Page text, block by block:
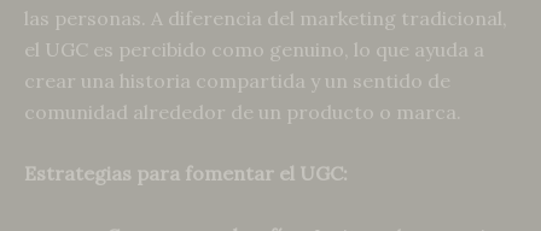
las personas. A diferencia del marketing tradicional,
el UGC es percibido como genuino, lo que ayuda a
crear una historia compartida y un sentido de
comunidad alrededor de un producto o marca.
Estrategias para fomentar el UGC: